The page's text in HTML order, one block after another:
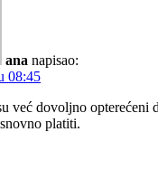
ana napisao:
08:45
već dovoljno opterećeni
platiti.